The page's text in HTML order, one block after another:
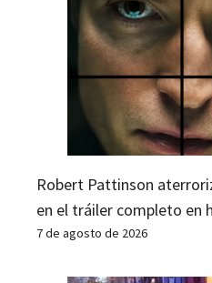
Robert Pattinson
en el tráiler completo en
7 de agosto de 2026